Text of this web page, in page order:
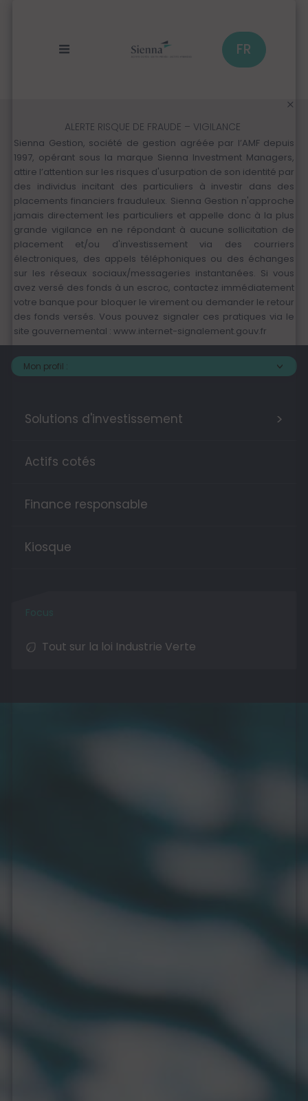
FR
ALERTE RISQUE DE FRAUDE – VIGILANCE
Sienna Gestion, société de gestion agréée par l’AMF depuis
1997, opérant sous la marque Sienna Investment Managers,
attire l’attention sur les risques d'usurpation de son identité par
des individus incitant des particuliers à investir dans des
placements financiers frauduleux. Sienna Gestion n'approche
jamais directement les particuliers et appelle donc à la plus
grande vigilance en ne répondant à aucune sollicitation de
placement et/ou d'investissement via des courriers
électroniques, des appels téléphoniques ou des échanges
sur les réseaux sociaux/messageries instantanées. Si vous
avez versé des fonds à un escroc, contactez immédiatement
votre banque pour bloquer le virement ou demander le retour
des fonds versés. Vous pouvez signaler ces pratiques via le
site gouvernemental : www.internet-signalement.gouv.fr
Mon profil :
Solutions d'investissement >
Actifs cotés
Finance responsable
Kiosque
Tout sur la loi Industrie Verte